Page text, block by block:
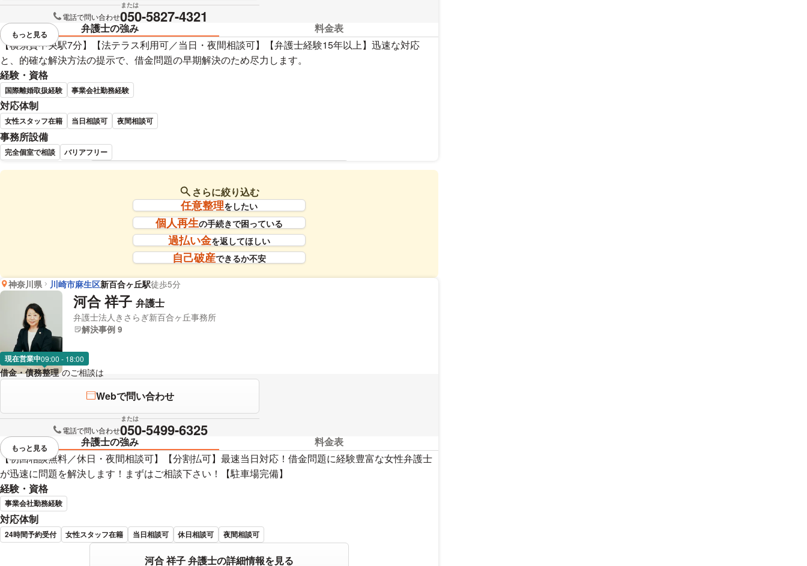
または
電話で問い合わせ050-5827-4321
弁護士の強み
料金表
【横須賀中央駅7分】【法テラス利用可／当日・夜間相談可】【弁護士経験15年以上】迅速な対応
と、的確な解決方法の提示で、借金問題の早期解決のため尽力します。
経験・資格
国際離婚取扱経験 事業会社勤務経験
対応体制
女性スタッフ在籍 当日相談可 夜間相談可
事務所設備
完全個室で相談 バリアフリー
視覚的に省略されている要素を
もっと見る
さらに絞り込む
任意整理をしたい
個人再生の手続きで困っている
過払い金を返してほしい
自己破産できるか不安
神奈川県 川崎市麻生区新百合ヶ丘駅徒歩5分
河合 祥子 弁護士
弁護士法人きさらぎ新百合ヶ丘事務所
解決事例 9
現在営業中09:00 - 18:00
借金・債務整理 のご相談は
Webで問い合わせ
または
電話で問い合わせ050-5499-6325
弁護士の強み
料金表
【初回相談無料／休日・夜間相談可】【分割払可】最速当日対応！借金問題に経験豊富な女性弁護士
が迅速に問題を解決します！まずはご相談下さい！【駐車場完備】
経験・資格
事業会社勤務経験
対応体制
24時間予約受付 女性スタッフ在籍 当日相談可 休日相談可 夜間相談可
河合 祥子 弁護士の詳細情報を見る
視覚的に省略されている要素を
もっと見る